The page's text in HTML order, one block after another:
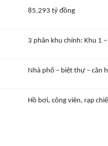
85.293 tỷ đồng
3 phân khu chính: Khu 1
Nhà phố – biệt thự – căn
Hồ bơi, công viên, rạp